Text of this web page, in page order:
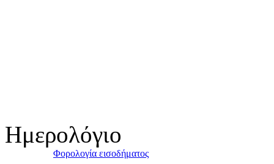
Ημερολόγιο
Φορολογία εισοδήματος